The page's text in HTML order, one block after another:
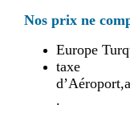
Nos prix ne
Europe
taxe
.